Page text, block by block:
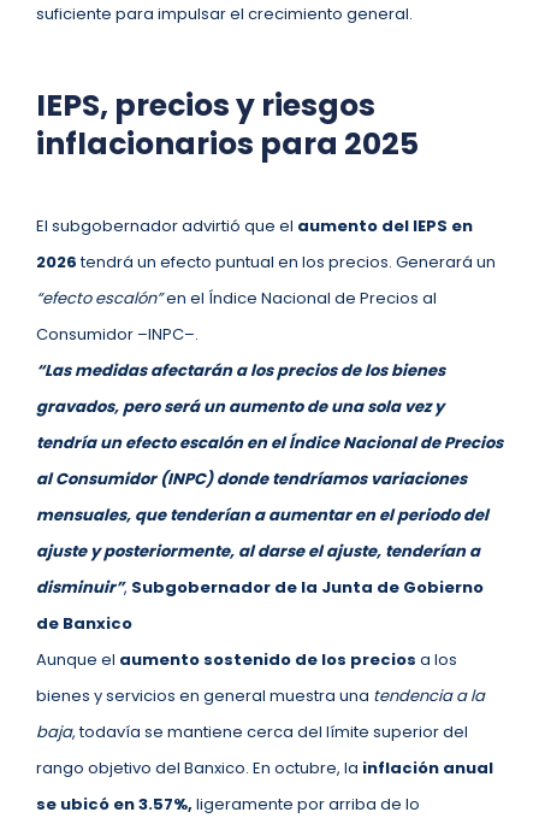
suficiente para impulsar el crecimiento general.
IEPS, precios y riesgos
inflacionarios para 2025
El subgobernador advirtió que el aumento del IEPS en
2026tendrá un efecto puntual en los precios. Generará un
“efecto escalón”en el Índice Nacional de Precios al
Consumidor –INPC–.
“Las medidas afectarán a los precios de los bienes
gravados, pero será un aumento de una sola vez y
tendría un efecto escalón en el Índice Nacional de Precios
al Consumidor (INPC) donde tendríamos variaciones
mensuales, que tenderían a aumentar en el periodo del
ajuste y posteriormente, al darse el ajuste, tenderían a
disminuir”, Subgobernador de la Junta de Gobierno
de Banxico
Aunque el aumento sostenido de los precios a los
bienes y servicios en general muestra una tendencia a la
baja, todavía se mantiene cerca del límite superior del
rango objetivo del Banxico. En octubre, la inflación anual
se ubicó en 3.57%, ligeramente por arriba de lo